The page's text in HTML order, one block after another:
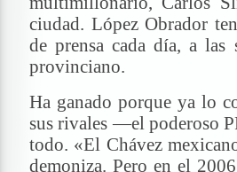
ciudad. López Obrador
de prensa cada día, a las
provinciano.
Ha ganado porque ya lo
sus rivales —el poderoso
todo. «El Chávez
demoniza. Pero en el